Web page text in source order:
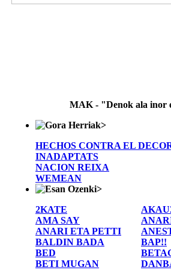
MAK - "Denok ala inor
>
HECHOS CONTRA EL
INADAPTATS
NACION REIXA
WEMEAN
>
2KATE
AMA SAY
ANARI ETA PETTI
BALDIN BADA
BAP!!
BED
BETI MUGAN